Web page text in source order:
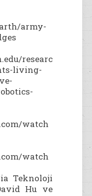
army-
researc
living-
watch
watch
Teknoloji
Hu ve